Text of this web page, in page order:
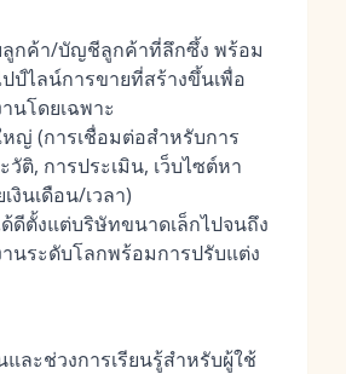
ลูกค้า/บัญชีลูกค้าที่ลึกซึ้ง พร้อม
ป์ไลน์การขายที่สร้างขึ้นเพื่อ
นโดยเฉพาะ
ญ่ (การเชื่อมต่อสำหรับการ
วัติ, การประเมิน, เว็บไซต์หา
งินเดือน/เวลา)
ดีตั้งแต่บริษัทขนาดเล็กไปจนถึง
นระดับโลกพร้อมการปรับแต่ง
ละช่วงการเรียนรู้สำหรับผู้ใช้